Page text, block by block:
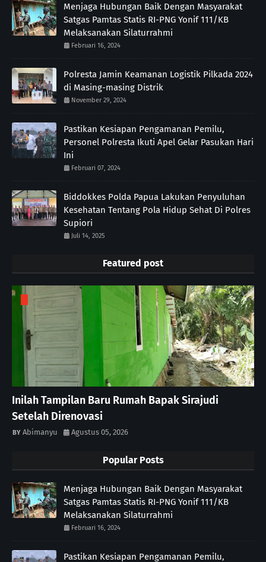
Menjaga Hubungan Baik Dengan Masyarakat
Satgas Pamtas Statis RI-PNG Yonif 111/KB
Melaksanakan Silaturrahmi
Februari 16, 2024
Polresta Jamin Keamanan Logistik Pilkada 2024
di Masing-masing Distrik
November 29, 2024
Pastikan Kesiapan Pengamanan Pemilu,
Personel Polresta Ikuti Apel Gelar Pasukan Hari
Ini
Februari 07, 2024
Biddokkes Polda Papua Lakukan Penyuluhan
Kesehatan Tentang Pola Hidup Sehat Di Polres
Supiori
Juli 14, 2025
Featured post
Inilah Tampilan Baru Rumah Bapak Sirajudi
Setelah Direnovasi
Abimanyu Agustus 05, 2026
Popular Posts
Menjaga Hubungan Baik Dengan Masyarakat
Satgas Pamtas Statis RI-PNG Yonif 111/KB
Melaksanakan Silaturrahmi
Februari 16, 2024
Pastikan Kesiapan Pengamanan Pemilu,